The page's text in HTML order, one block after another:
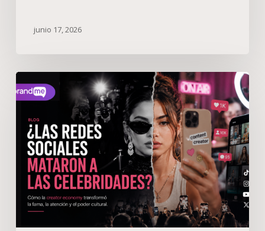
junio 17, 2026